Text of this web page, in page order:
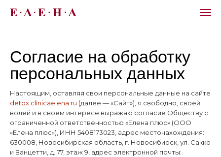
Согласие на обработку
персональных данных
Настоящим, оставляя свои персональные данные на сайте
detox.clinicaelena.ru (далее — «Сайт»), я свободно, своей
волей и в своем интересе выражаю согласие Обществу с
ограниченной ответственностью «Елена плюс» (ООО
«Елена плюс»), ИНН 5408173023, адрес местонахождения:
630008, Новосибирская область, г. Новосибирск, ул. Сакко
и Ванцетти, д. 77, этаж 9, адрес электронной почты: